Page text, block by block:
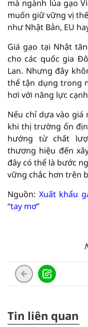
mà ngành lúa gạo
muốn giữ vững vị
như Nhật Bản, EU
Giá gạo tại Nhật
cho các quốc gia
Lan. Nhưng đây
thể tận dụng trong
hơi với năng lực
Nếu chỉ dựa vào giá
khi thị trường ổn
hướng từ chất
thương hiệu đến
đây có thể là bước
vững chắc hơn trên
Nguồn: Xuất khẩu
“tay mơ”
Tin liên quan